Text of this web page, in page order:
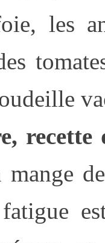
les
mange